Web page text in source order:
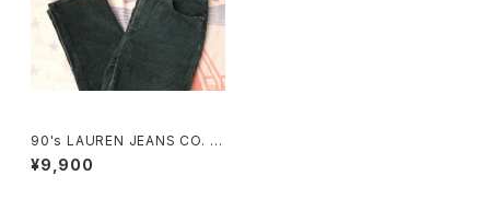
90's LAUREN JEANS CO. gr
een corduroy Pants
¥9,900